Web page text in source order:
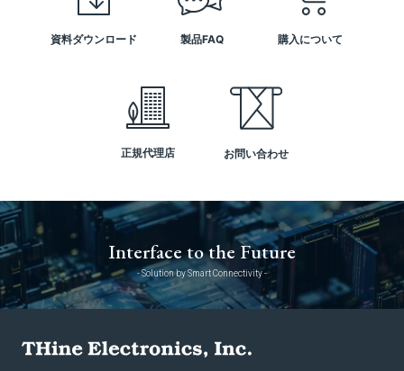
資料ダウンロード 製品FAQ 購入について
正規代理店 お問い合わせ
Interface to the Future
- Solution by Smart Connectivity -